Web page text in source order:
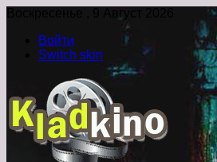
Воскресенье , 9 Август 2026
Войти
Switch skin